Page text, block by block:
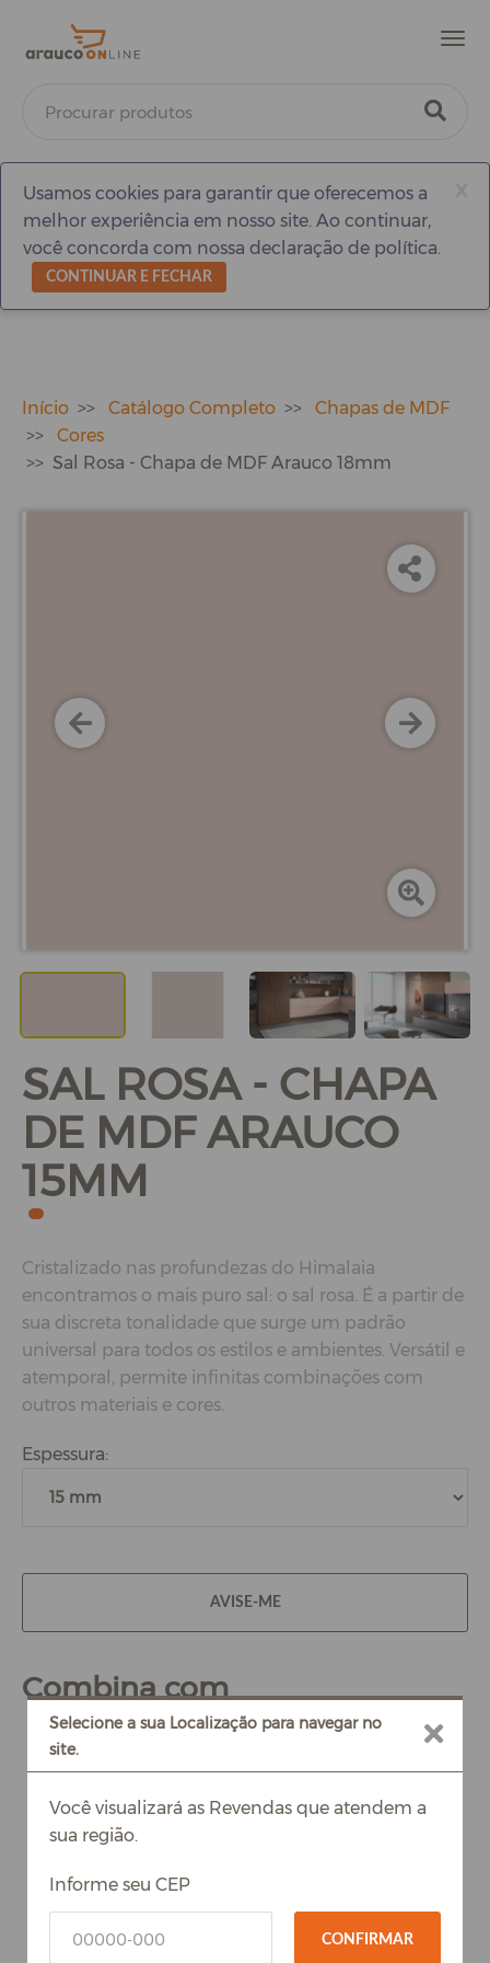
Usamos cookies para garantir que oferecemos a
melhor experiência em nosso site. Ao continuar,
você concorda com nossa declaração de política.
CONTINUAR E FECHAR
Início Catálogo Completo
Chapas de MDF
Cores
Sal Rosa - Chapa de MDF Arauco 18mm
SAL ROSA - CHAPA
DE MDF ARAUCO
15MM
Cristalizado nas profundezas do Himalaia
encontramos o mais puro sal: o sal rosa. É a partir de
sua discreta tonalidade que surge um padrão
universal para todos os estilos e ambientes. Versátil e
atemporal, permite infinitas combinações com
outros materiais e cores.
Espessura:
AVISE-ME
Combina com
Você visualizará as Revendas que atendem a
sua região.
Informe seu CEP
CONFIRMAR
Selecione a sua Localização para navegar no
site.